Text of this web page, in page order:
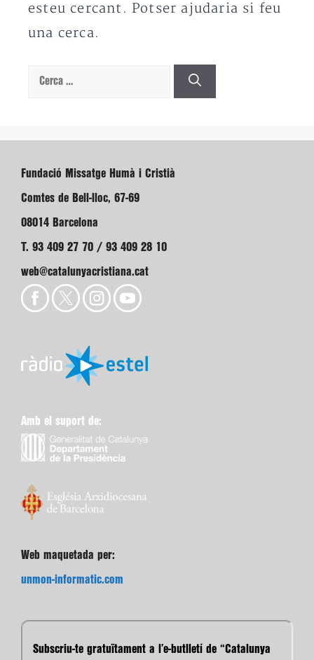
esteu cercant. Potser ajudaria si feu
una cerca.
Cerca:
Fundació Missatge Humà i Cristià
Comtes de Bell-lloc, 67-69
08014 Barcelona
T. 93 409 27 70 / 93 409 28 10
web@catalunyacristiana.cat
Amb el suport de:
Web maquetada per:
unmon-informatic.com
Subscriu-te gratuïtament a l’e-butlletí de “Catalunya